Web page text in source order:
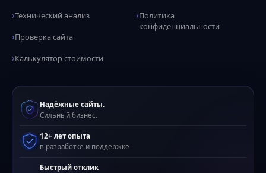
Технический анализ
Проверка сайта
Калькулятор стоимости
Политика
конфиденциальности
Надёжные сайты.
Сильный бизнес.
12+ лет опыта
в разработке и поддержке
Быстрый отклик